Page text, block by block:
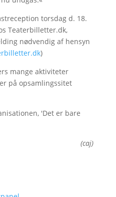
torsdag d. 18.
Teaterbilletter.dk,
nødvendig af hensyn
)
mange aktiviteter
på opsamlingssitet
'Det er bare
(caj)